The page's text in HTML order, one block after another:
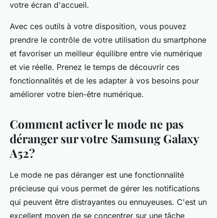
votre écran d'accueil.
Avec ces outils à votre disposition, vous pouvez
prendre le contrôle de votre utilisation du smartphone
et favoriser un meilleur équilibre entre vie numérique
et vie réelle. Prenez le temps de découvrir ces
fonctionnalités et de les adapter à vos besoins pour
améliorer votre bien-être numérique.
Comment activer le mode ne pas
déranger sur votre Samsung Galaxy
A52?
Le mode ne pas déranger est une fonctionnalité
précieuse qui vous permet de gérer les notifications
qui peuvent être distrayantes ou ennuyeuses. C'est un
excellent moyen de se concentrer sur une tâche